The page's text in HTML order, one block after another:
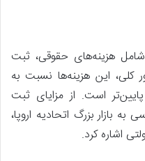
هزینه‌های حقوقی، ثبت
این هزینه‌ها نسبت به
است. از مزایای ثبت
بازار بزرگ اتحادیه اروپا،
اشاره کرد.